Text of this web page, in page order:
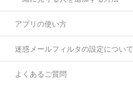
アプリの使い方
迷惑メールフィルタの設定について
よくあるご質問